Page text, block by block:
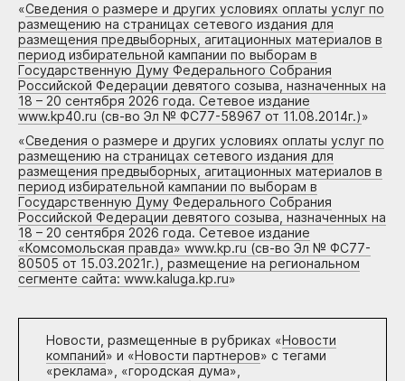
«Сведения о размере и других условиях оплаты услуг по
размещению на страницах сетевого издания для
размещения предвыборных, агитационных материалов в
период избирательной кампании по выборам в
Государственную Думу Федерального Собрания
Российской Федерации девятого созыва, назначенных на
18 – 20 сентября 2026 года. Сетевое издание
www.kp40.ru (св-во Эл № ФС77-58967 от 11.08.2014г.)»
«Сведения о размере и других условиях оплаты услуг по
размещению на страницах сетевого издания для
размещения предвыборных, агитационных материалов в
период избирательной кампании по выборам в
Государственную Думу Федерального Собрания
Российской Федерации девятого созыва, назначенных на
18 – 20 сентября 2026 года. Сетевое издание
«Комсомольская правда» www.kp.ru (св-во Эл № ФС77-
80505 от 15.03.2021г.), размещение на региональном
сегменте сайта: www.kaluga.kp.ru»
Новости, размещенные в рубриках «Новости
компаний» и «Новости партнеров» с тегами
«реклама», «городская дума»,